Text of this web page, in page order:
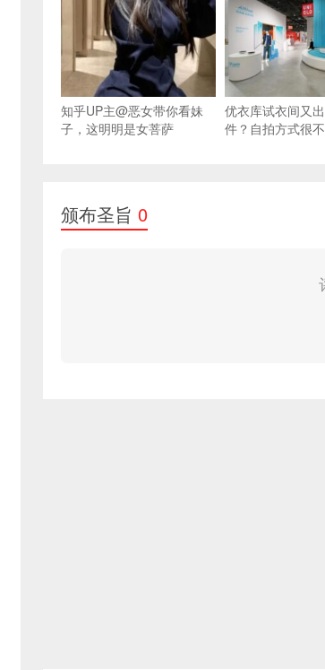
知乎UP主@恶女带你看妹
子，这明明是女菩萨
优衣库试衣间又
件？自拍方式很
颁布圣旨 0